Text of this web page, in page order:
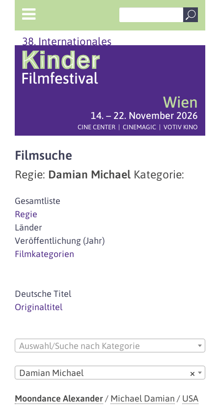
38. Internationales
Wien
14. – 22. November 2026
CINE CENTER | CINEMAGIC | VOTIV KINO
Filmsuche
Regie: Damian Michael Kategorie:
Gesamtliste
Regie
Länder
Veröffentlichung (Jahr)
Filmkategorien
Deutsche Titel
Originaltitel
Auswahl/Suche nach Kategorie
×
Damian Michael
Moondance Alexander/ Michael Damian / USA